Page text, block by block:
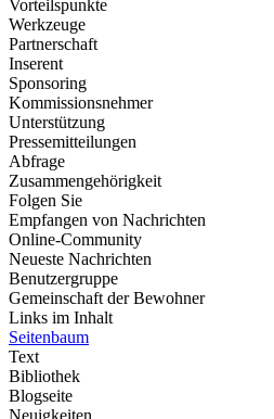
Vorteilspunkte
Werkzeuge
Partnerschaft
Inserent
Sponsoring
Kommissionsnehmer
Unterstützung
Pressemitteilungen
Abfrage
Zusammengehörigkeit
Folgen Sie
Empfangen von Nachrichten
Online-Community
Neueste Nachrichten
Benutzergruppe
Gemeinschaft der Bewohner
Links im Inhalt
Seitenbaum
Text
Bibliothek
Blogseite
Neuigkeiten